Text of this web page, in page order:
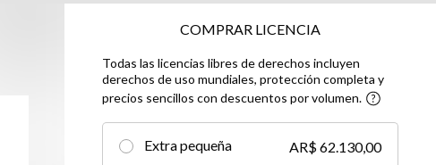
Imágenes
Creative
Editorial
COMPRAR LICENCIA
Todas las licencias libres de derechos incluyen
derechos de uso mundiales, protección completa y
precios sencillos con descuentos por volumen.
Extra pequeña AR$ 62.130,00